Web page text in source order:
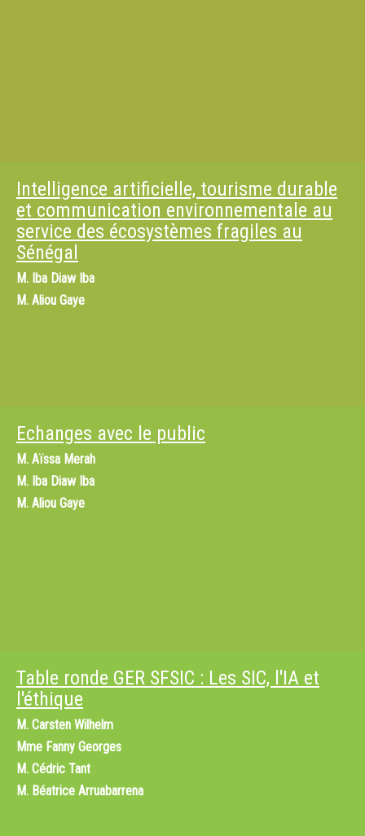
Intelligence artificielle, tourisme durable
et communication environnementale au
service des écosystèmes fragiles au
Sénégal
M. Iba Diaw Iba
M. Aliou Gaye
Echanges avec le public
M. Aïssa Merah
M. Iba Diaw Iba
M. Aliou Gaye
Table ronde GER SFSIC : Les SIC, l'IA et
l'éthique
M. Carsten Wilhelm
Mme Fanny Georges
M. Cédric Tant
M. Béatrice Arruabarrena